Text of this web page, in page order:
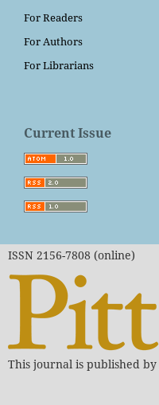
For Readers
For Authors
For Librarians
Current Issue
ISSN 2156-7808 (online)
This journal is published by